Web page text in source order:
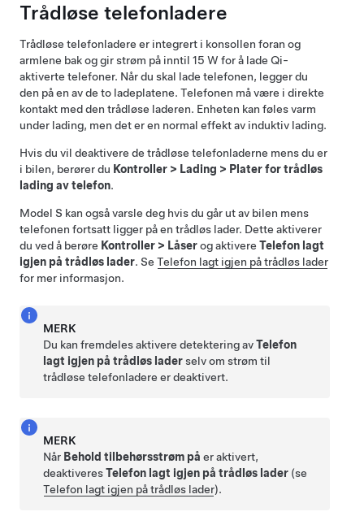
Trådløse telefonladere
Trådløse telefonladere er integrert i konsollen foran og
armlene bakog gir strøm på inntil 15 W for å lade Qi-
aktiverte telefoner. Når du skal lade telefonen, legger du
den på en av de to ladeplatene. Telefonen må være i direkte
kontakt med den trådløse laderen. Enheten kan føles varm
under lading, men det er en normal effekt av induktiv lading.
Hvis du vil deaktivere de trådløse telefonladerne mens du er
i bilen, berører du Kontroller > Lading > Plater for trådløs
lading av telefon.
Model S kan også varsle deg hvis du går ut av bilen mens
telefonen fortsatt ligger på en trådløs lader. Dette aktiverer
du ved å berøre Kontroller > Låserog aktivere Telefon lagt
igjen på trådløs lader. Se Telefon lagt igjen på trådløs lader
for mer informasjon.
MERK
Du kan fremdeles aktivere detektering avTelefon
lagt igjen på trådløs laderselv om strøm til
trådløse telefonladere er deaktivert.
MERK
Når Behold tilbehørsstrøm på er aktivert,
deaktiveresTelefon lagt igjen på trådløs lader (se
Telefon lagt igjen på trådløs lader).